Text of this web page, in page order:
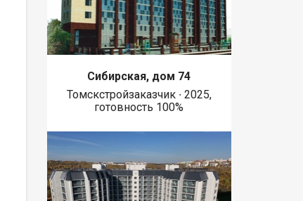
Сибирская, дом 74
Томскстройзаказчик ∙ 2025,
готовность 100%